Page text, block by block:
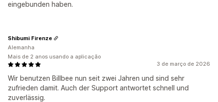
eingebunden haben.
3 de março de 2026
Wir benutzen Billbee nun seit zwei Jahren und sind sehr
zufrieden damit. Auch der Support antwortet schnell und
zuverlässig.
Shibumi Firenze
Alemanha
Mais de 2 anos usando a aplicação